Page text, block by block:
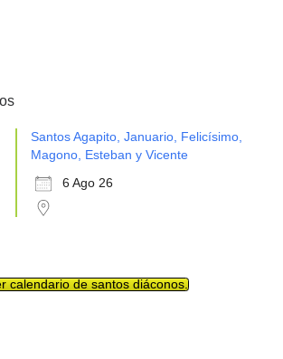
Santos Agapito, Januario, Felicísimo,
Magono, Esteban y Vicente
6 Ago 26
calendario de santos diáconos.